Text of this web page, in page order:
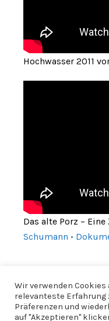
Hochwasser 2011
Das alte Porz –
Schumann •
Wir verwenden
relevanteste Erfahrung
Präferenzen und
auf "Akzeptieren"